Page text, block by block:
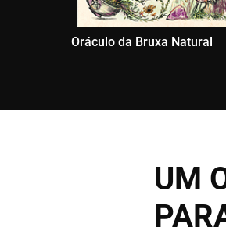
Oráculo da Bruxa Natural
UM